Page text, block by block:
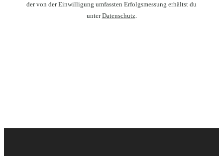
der von der Einwilligung umfassten Erfolgsmessung erhältst du
unterDatenschutz.